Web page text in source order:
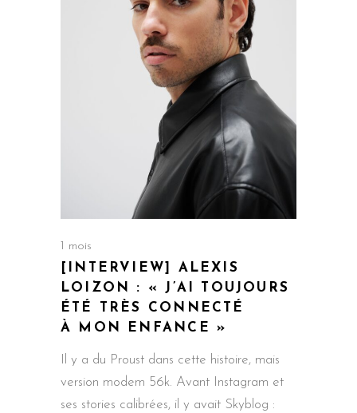
1 mois
[INTERVIEW] ALEXIS
LOIZON : « J’AI TOUJOURS
ÉTÉ TRÈS CONNECTÉ
À MON ENFANCE »
Il y a du Proust dans cette histoire, mais
version modem 56k. Avant Instagram et
ses stories calibrées, il y avait Skyblog :